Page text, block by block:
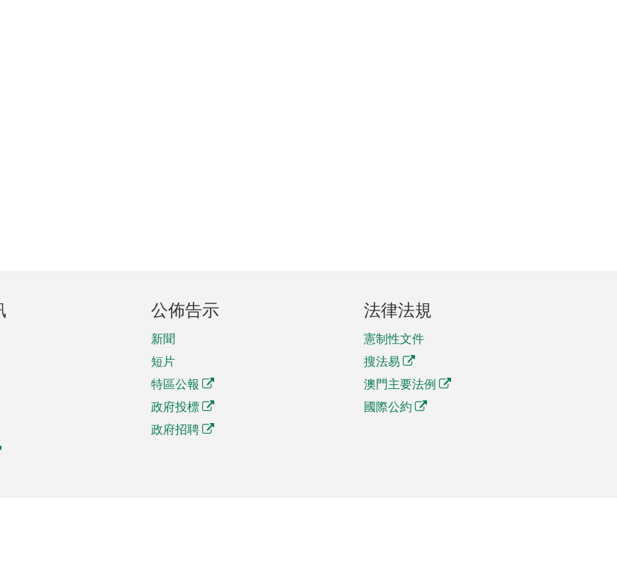
公佈告示
新聞
短片
特區公報
政府投標
政府招聘
法律法規
憲制性文件
搜法易
澳門主要法例
國際公約